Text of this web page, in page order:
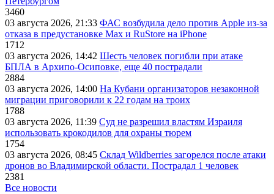
3460
03 августа 2026, 21:33 ФАС возбудила дело против Apple из-за
отказа в предустановке Max и RuStore на iPhone
1712
03 августа 2026, 14:42 Шесть человек погибли при атаке
БПЛА в Архипо-Осиповке, еще 40 пострадали
2884
03 августа 2026, 14:00 На Кубани организаторов незаконной
миграции приговорили к 22 годам на троих
1788
03 августа 2026, 11:39 Суд не разрешил властям Израиля
использовать крокодилов для охраны тюрем
1754
03 августа 2026, 08:45 Склад Wildberries загорелся после атаки
дронов во Владимирской области. Пострадал 1 человек
2381
Все новости